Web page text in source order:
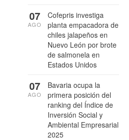
Cofepris investiga
planta empacadora de
chiles jalapeños en
Nuevo León por brote
de salmonela en
Estados Unidos
07
AGO
Bavaria ocupa la
primera posición del
ranking del Índice de
Inversión Social y
Ambiental Empresarial
2025
07
AGO